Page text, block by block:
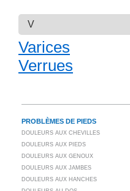
V
Varices
Verrues
PROBLÈMES DE PIEDS
DOULEURS AUX CHEVILLES
DOULEURS AUX PIEDS
DOULEURS AUX GENOUX
DOULEURS AUX JAMBES
DOULEURS AUX HANCHES